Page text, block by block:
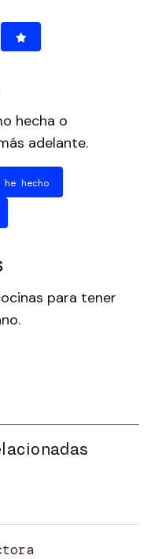
hecha o
adelante.
hecho
para tener